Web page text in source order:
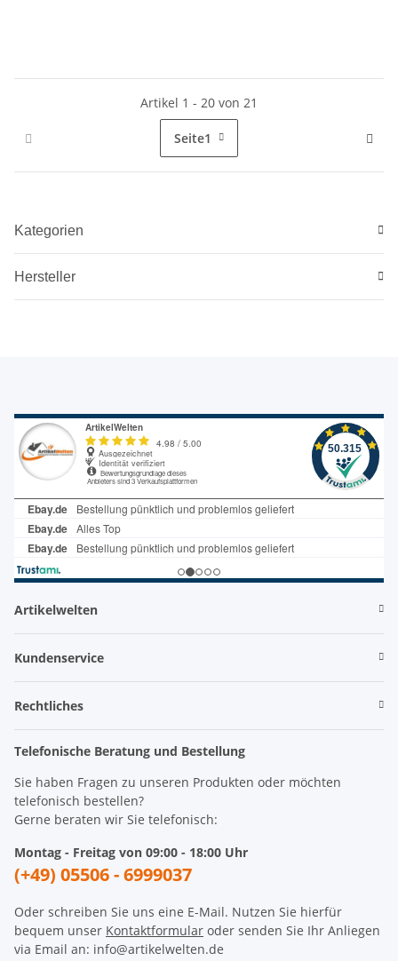
Artikel 1 - 20 von 21
Seite1
Kategorien
Hersteller
Artikelwelten
Kundenservice
Rechtliches
Telefonische Beratung und Bestellung
Sie haben Fragen zu unseren Produkten oder möchten
telefonisch bestellen?
Gerne beraten wir Sie telefonisch:
Montag - Freitag von 09:00 - 18:00 Uhr
(+49) 05506 - 6999037
Oder schreiben Sie uns eine E-Mail. Nutzen Sie hierfür
bequem unser Kontaktformular oder senden Sie Ihr Anliegen
via Email an: info@artikelwelten.de